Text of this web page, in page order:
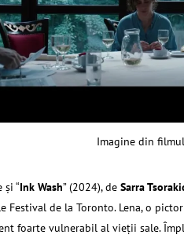
Imagine din
şi “Ink Wash” (2024), deSarra
Festival de la Toronto. Lena, o
foarte vulnerabil al vieții sale.